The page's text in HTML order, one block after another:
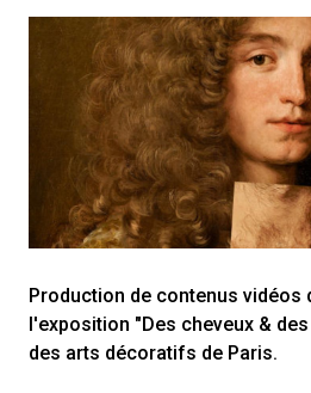
Production de contenus vidéos
l'exposition "Des cheveux &
des arts décoratifs de Paris.